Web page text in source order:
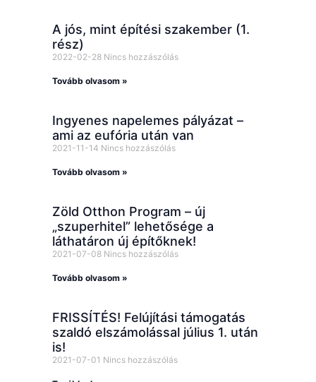
A jós, mint építési szakember (1.
rész)
2022-02-28 Nincs hozzászólás
Tovább olvasom »
Ingyenes napelemes pályázat –
ami az eufória után van
2021-11-14 Nincs hozzászólás
Tovább olvasom »
Zöld Otthon Program – új
„szuperhitel” lehetősége a
láthatáron új építőknek!
2021-07-08 Nincs hozzászólás
Tovább olvasom »
FRISSÍTÉS! Felújítási támogatás
szaldó elszámolással július 1. után
is!
2021-07-01 Nincs hozzászólás